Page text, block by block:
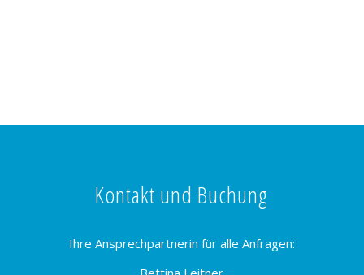
Kontakt und Buchung
Ihre Ansprechpartnerin für alle Anfragen: